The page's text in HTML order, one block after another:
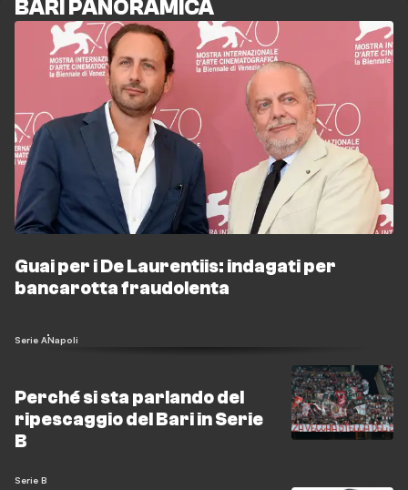
BARI PANORAMICA
Guai per i De Laurentiis: indagati per
bancarotta fraudolenta
Serie ANapoli
Perché si sta parlando del
ripescaggio del Bari in Serie
B
Serie B